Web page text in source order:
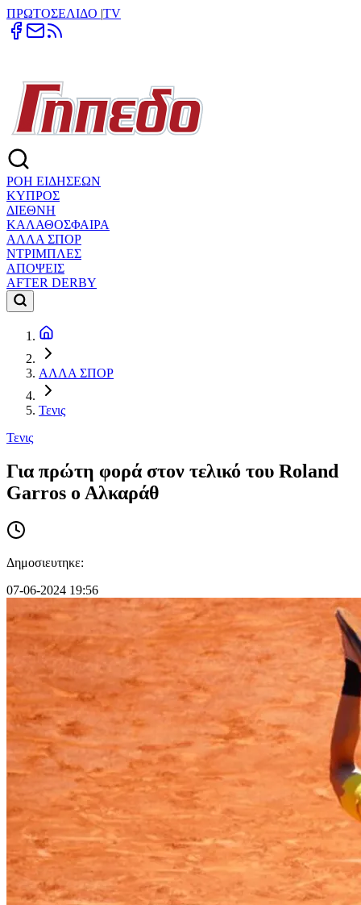
ΠΡΩΤΟΣΕΛΙΔΟ |TV
ΡΟΗ ΕΙΔΗΣΕΩΝ
ΚΥΠΡΟΣ
ΔΙΕΘΝΗ
ΚΑΛΑΘΟΣΦΑΙΡΑ
ΑΛΛΑ ΣΠΟΡ
ΝΤΡΙΜΠΛΕΣ
ΑΠΟΨΕΙΣ
AFTER DERBY
ΑΛΛΑ ΣΠΟΡ
Τενις
Τενις
Για πρώτη φορά στον τελικό του Roland
Garros ο Αλκαράθ
Δημοσιευτηκε:
07-06-2024 19:56